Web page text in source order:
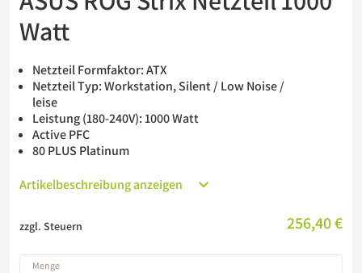
Watt
Netzteil Formfaktor: ATX
Netzteil Typ: Workstation, Silent / Low Noise /
leise
Leistung (180-240V): 1000 Watt
Active PFC
80 PLUS Platinum
Artikelbeschreibung anzeigen
zzgl. Steuern 256,40 €
Menge
USV